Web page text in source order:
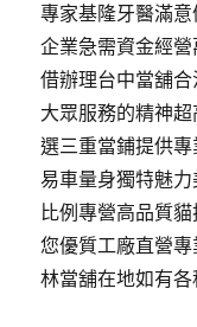
專家基隆牙醫滿
企業急需資金經
借辦理台中當舖
大眾服務的精神
選三重當鋪提供
易車量身獨特魅
比例專營高品質
您優質工廠直營
林當舖在地如有